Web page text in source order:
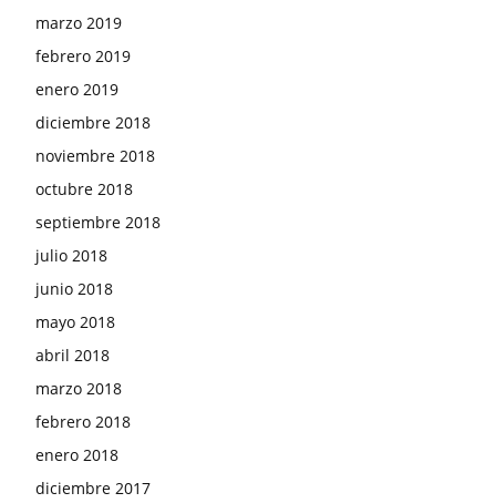
marzo 2019
febrero 2019
enero 2019
diciembre 2018
noviembre 2018
octubre 2018
septiembre 2018
julio 2018
junio 2018
mayo 2018
abril 2018
marzo 2018
febrero 2018
enero 2018
diciembre 2017